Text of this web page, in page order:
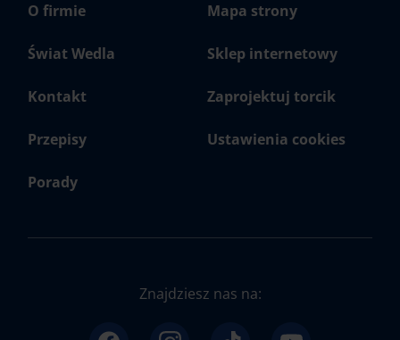
O firmie
Świat Wedla
Kontakt
Przepisy
Porady
Mapa strony
Sklep internetowy
Zaprojektuj torcik
Ustawienia cookies
Znajdziesz nas na: